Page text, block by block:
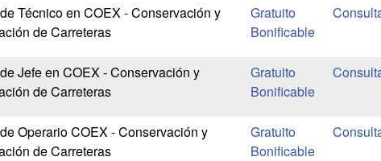
Técnico en COEX - Conservación y
de Carreteras
Gratuito
Bonificable
Jefe en COEX - Conservación y
de Carreteras
Gratuito
Bonificable
Operario COEX - Conservación y
de Carreteras
Gratuito
Bonificable